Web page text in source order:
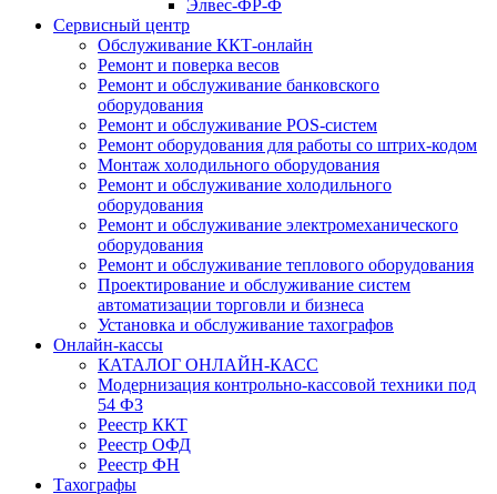
Элвес-ФР-Ф
Сервисный центр
Обслуживание ККТ-онлайн
Ремонт и поверка весов
Ремонт и обслуживание банковского
оборудования
Ремонт и обслуживание POS-систем
Ремонт оборудования для работы со штрих-кодом
Монтаж холодильного оборудования
Ремонт и обслуживание холодильного
оборудования
Ремонт и обслуживание электромеханического
оборудования
Ремонт и обслуживание теплового оборудования
Проектирование и обслуживание систем
автоматизации торговли и бизнеса
Установка и обслуживание тахографов
Онлайн-кассы
КАТАЛОГ ОНЛАЙН-КАСС
Модернизация контрольно-кассовой техники под
54 ФЗ
Реестр ККТ
Реестр ОФД
Реестр ФН
Тахографы